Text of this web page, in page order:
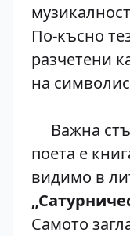
По-късно
разчетени
на
Важна
поета е
видимо в
Самото